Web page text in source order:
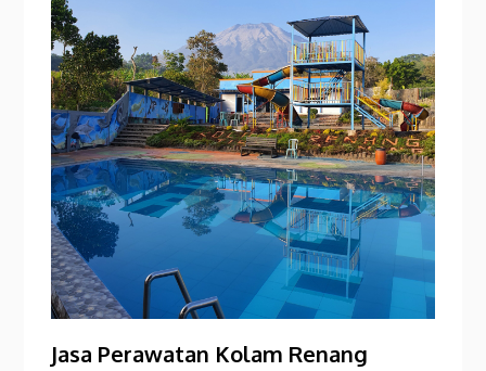
Jasa Perawatan Kolam Renang